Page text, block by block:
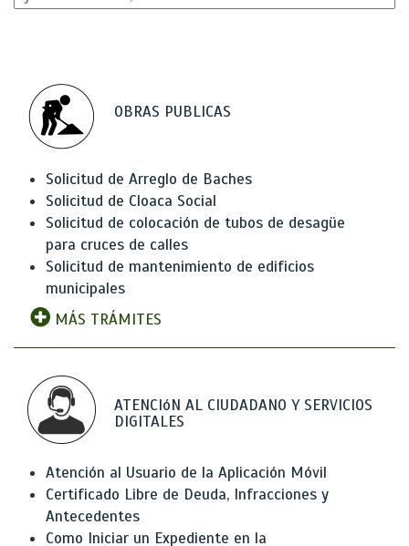
OBRAS PUBLICAS
Solicitud de Arreglo de Baches
Solicitud de Cloaca Social
Solicitud de colocación de tubos de desagüe
para cruces de calles
Solicitud de mantenimiento de edificios
municipales
MÁS TRÁMITES
ATENCIóN AL CIUDADANO Y SERVICIOS
DIGITALES
Atención al Usuario de la Aplicación Móvil
Certificado Libre de Deuda, Infracciones y
Antecedentes
Como Iniciar un Expediente en la